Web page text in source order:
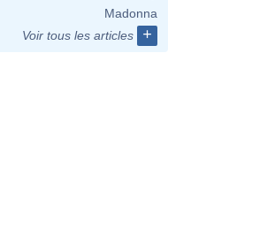
Madonna
Voir tous les articles
+